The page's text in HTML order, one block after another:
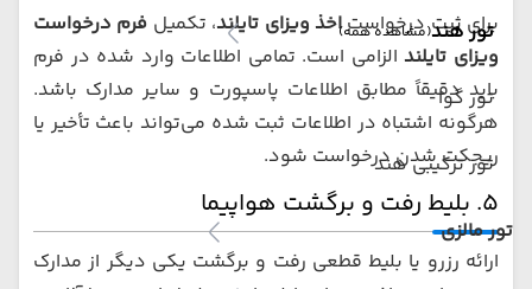
تور هند(مشاهده همه)
تور گوا
تور ترکیبی هند
تور مالزی
برای ثبت درخواستاخذ ویزای تایلند، تکمیل فرم درخواست
ویزای تایلندالزامی است. تمامی اطلاعات وارد شده در فرم
باید دقیقاً مطابق اطلاعات پاسپورت و سایر مدارک باشد.
هرگونه اشتباه در اطلاعات ثبت شده می‌تواند باعث تأخیر یا
ریجکت شدن درخواست شود.
۵. بلیط رفت و برگشت هواپیما
ارائه رزرو یا بلیط قطعی رفت و برگشت یکی دیگر از مدارک